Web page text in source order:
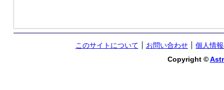
このサイトについて お問い合わせ
個人情
Copyright ©